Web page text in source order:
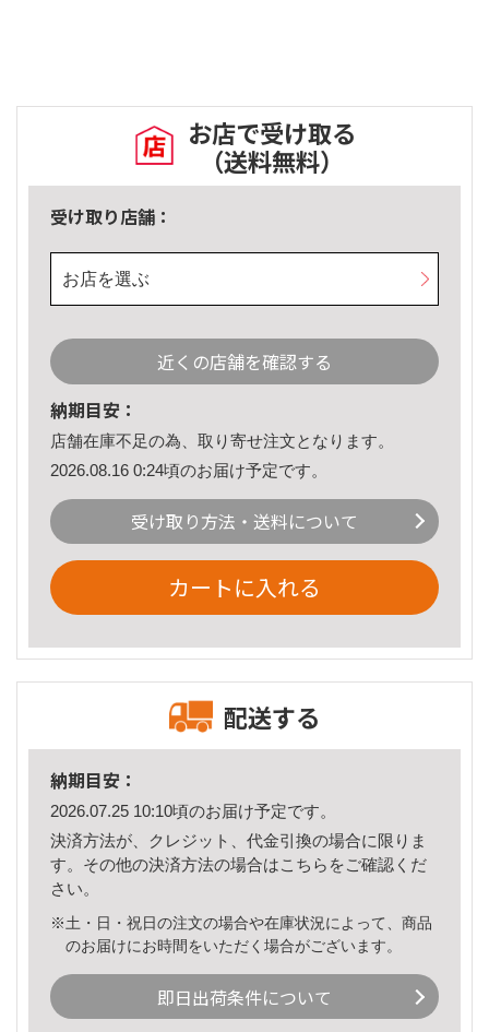
お店で受け取る
（送料無料）
受け取り店舗：
お店を選ぶ
近くの店舗を確認する
納期目安：
店舗在庫不足の為、取り寄せ注文となります。
2026.08.16 0:24頃のお届け予定です。
受け取り方法・送料について
カートに入れる
配送する
納期目安：
2026.07.25 10:10頃のお届け予定です。
決済方法が、クレジット、代金引換の場合に限りま
す。その他の決済方法の場合はこちら をご確認くだ
さい。
※土・日・祝日の注文の場合や在庫状況によって、商品
のお届けにお時間をいただく場合がございます。
即日出荷条件について